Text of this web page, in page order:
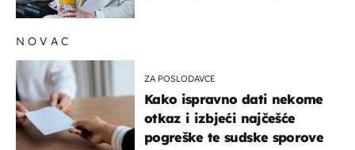
NOVAC
ZA POSLODAVCE
Kako ispravno dati nekome
otkaz i izbjeći najčešće
pogreške te sudske sporove